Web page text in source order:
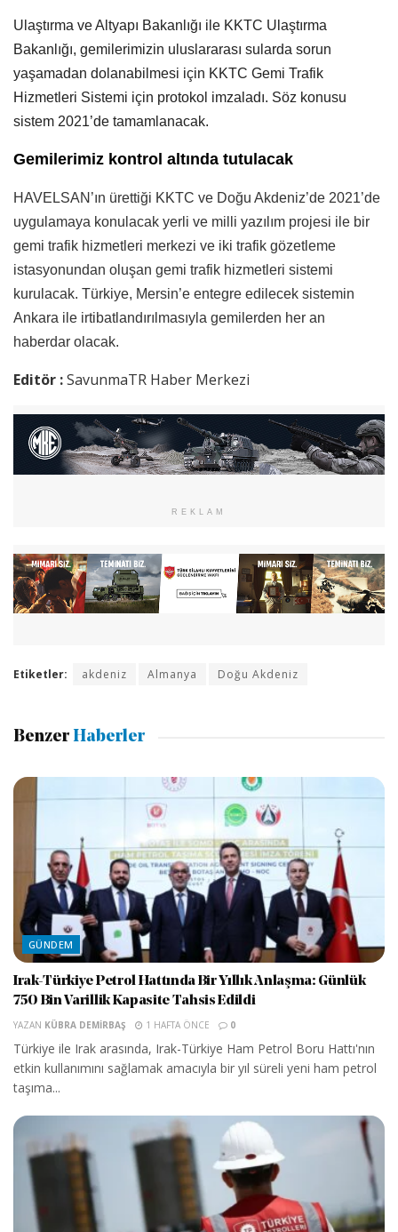
Ulaştırma ve Altyapı Bakanlığı ile KKTC Ulaştırma
Bakanlığı, gemilerimizin uluslararası sularda sorun
yaşamadan dolanabilmesi için KKTC Gemi Trafik
Hizmetleri Sistemi için protokol imzaladı. Söz konusu
sistem 2021’de tamamlanacak.
Gemilerimiz kontrol altında tutulacak
HAVELSAN’ın ürettiği KKTC ve Doğu Akdeniz’de 2021’de
uygulamaya konulacak yerli ve milli yazılım projesi ile bir
gemi trafik hizmetleri merkezi ve iki trafik gözetleme
istasyonundan oluşan gemi trafik hizmetleri sistemi
kurulacak. Türkiye, Mersin’e entegre edilecek sistemin
Ankara ile irtibatlandırılmasıyla gemilerden her an
haberdar olacak.
Editör :SavunmaTR Haber Merkezi
REKLAM
Etiketler: akdeniz Almanya Doğu Akdeniz
Benzer Haberler
GÜNDEM
Irak-Türkiye Petrol Hattında Bir Yıllık Anlaşma: Günlük
750 Bin Varillik Kapasite Tahsis Edildi
YAZAN KÜBRA DEMIRBAŞ 1 HAFTA ÖNCE 0
Türkiye ile Irak arasında, Irak-Türkiye Ham Petrol Boru Hattı'nın
etkin kullanımını sağlamak amacıyla bir yıl süreli yeni ham petrol
taşıma...